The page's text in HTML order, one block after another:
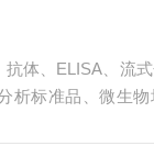
体、ELISA、流式
析标准品、微生